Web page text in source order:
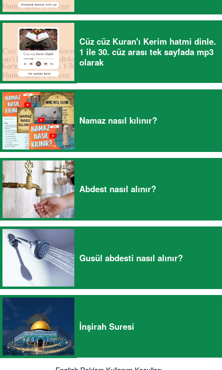
Cüz cüz Kuran'ı Kerim hatmi dinle.
1 ile 30. cüz arası tek sayfada mp3
olarak
Namaz nasıl kılınır?
Abdest nasıl alınır?
Gusül abdesti nasıl alınır?
İnşirah Suresi